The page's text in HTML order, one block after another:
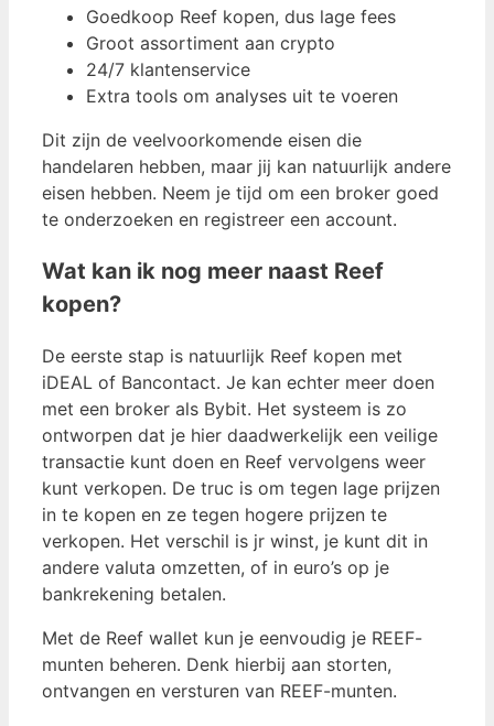
Goedkoop Reef kopen, dus lage fees
Groot assortiment aan crypto
24/7 klantenservice
Extra tools om analyses uit te voeren
Dit zijn de veelvoorkomende eisen die
handelaren hebben, maar jij kan natuurlijk andere
eisen hebben. Neem je tijd om een broker goed
te onderzoeken en registreer een account.
Wat kan ik nog meer naast Reef
kopen?
De eerste stap is natuurlijk Reef kopen met
iDEAL of Bancontact. Je kan echter meer doen
met een broker als Bybit. Het systeem is zo
ontworpen dat je hier daadwerkelijk een veilige
transactie kunt doen en Reef vervolgens weer
kunt verkopen. De truc is om tegen lage prijzen
in te kopen en ze tegen hogere prijzen te
verkopen. Het verschil is jr winst, je kunt dit in
andere valuta omzetten, of in euro’s op je
bankrekening betalen.
Met de Reef wallet kun je eenvoudig je REEF-
munten beheren. Denk hierbij aan storten,
ontvangen en versturen van REEF-munten.